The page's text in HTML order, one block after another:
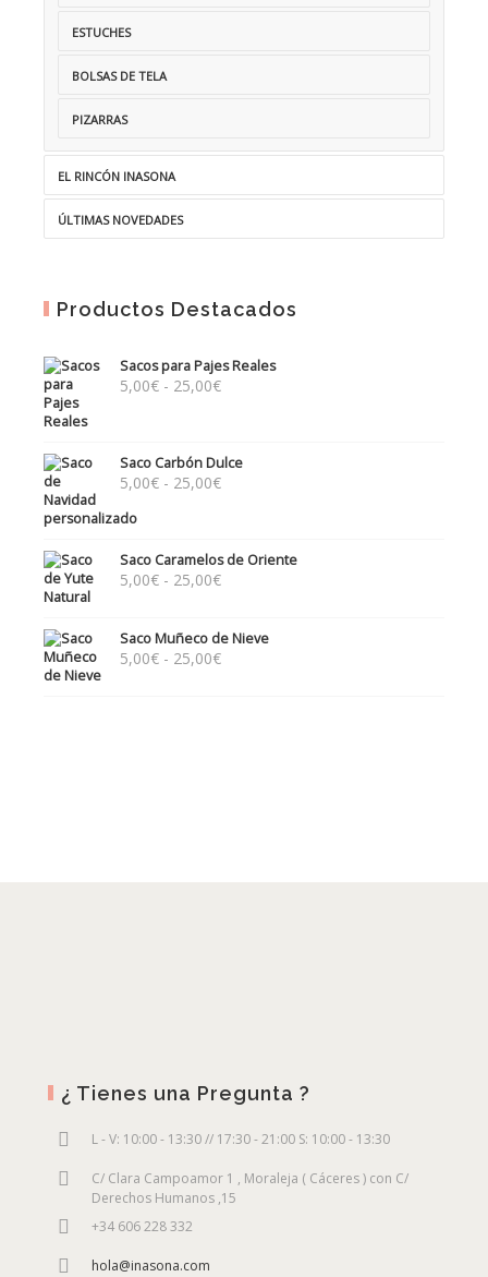
ESTUCHES
BOLSAS DE TELA
PIZARRAS
EL RINCÓN INASONA
ÚLTIMAS NOVEDADES
Productos Destacados
Sacos para Pajes Reales
5,00€ - 25,00€Rango
5,00€
hasta
Saco Carbón Dulce
5,00€ - 25,00€Rango
5,00€
hasta
Saco Caramelos de Oriente
5,00€ - 25,00€Rango
desde
5,00€
Saco Muñeco de Nieve
5,00€ - 25,00€Rango
¿ Tienes una Pregunta ?
L - V: 10:00 - 13:30 // 17:30 - 21:00 S: 10:00 - 13:30
C/ Clara Campoamor 1 , Moraleja ( Cáceres ) con C/
Derechos Humanos ,15
+34 606 228 332
hola@inasona.com